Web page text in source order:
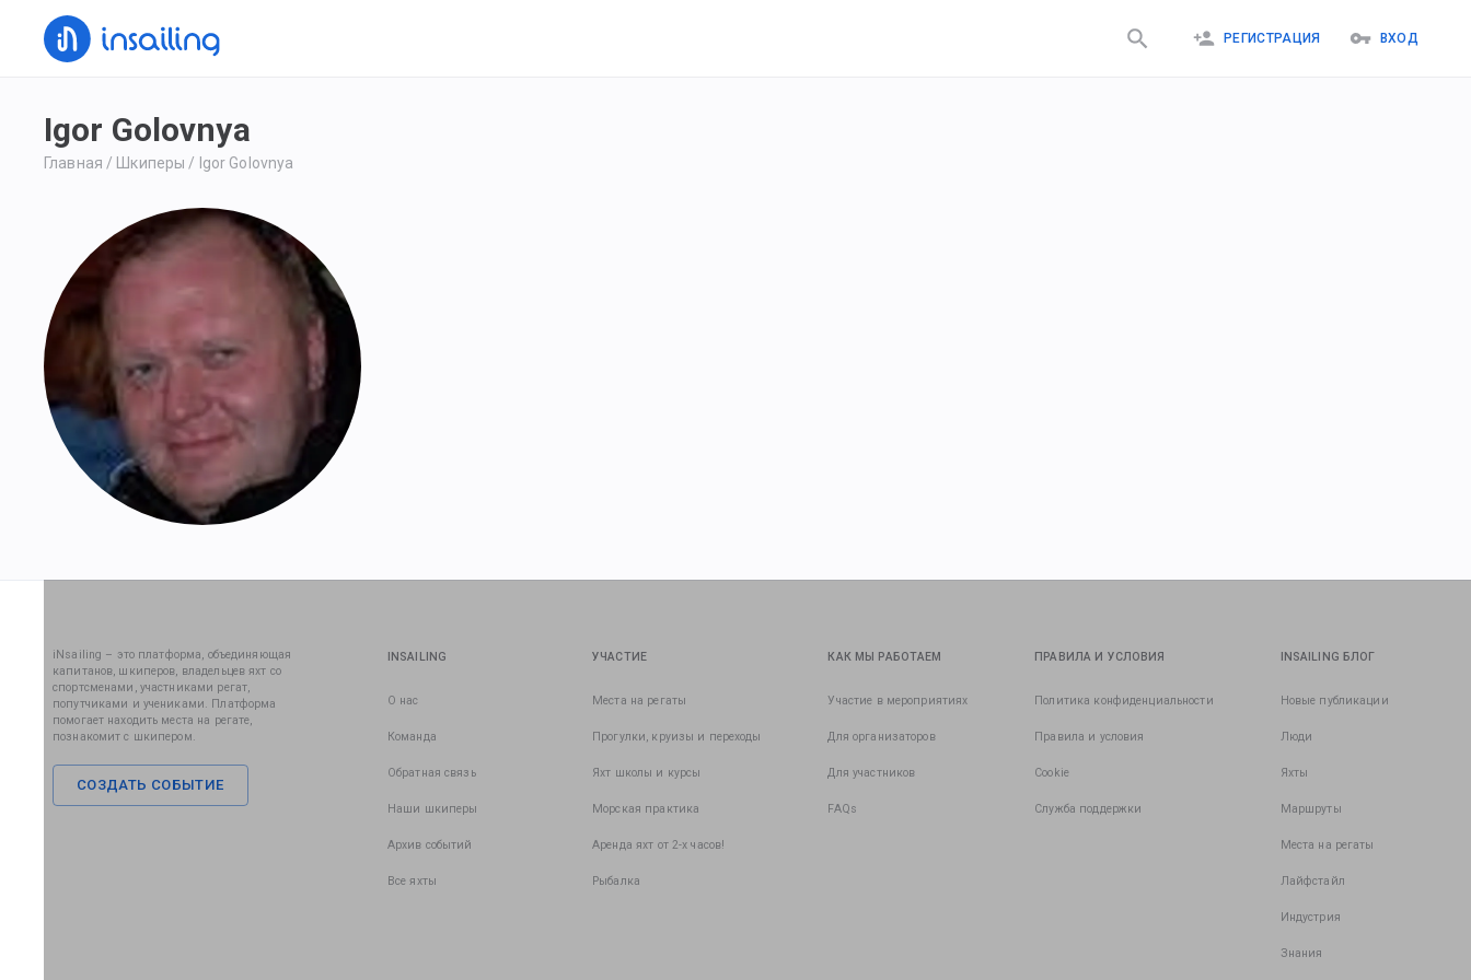
РЕГИСТРАЦИЯ ВХОД
Igor Golovnya
Главная / Шкиперы / Igor Golovnya
iNsailing – это платформа, объединяющая
капитанов, шкиперов, владельцев яхт со
спортсменами, участниками регат,
попутчиками и учениками. Платформа
помогает находить места на регате,
познакомит с шкипером.
СОЗДАТЬ СОБЫТИЕ
INSAILING
О нас
Команда
Обратная связь
Наши шкиперы
Архив событий
Все яхты
УЧАСТИЕ
Места на регаты
Прогулки, круизы и переходы
Яхт школы и курсы
Морская практика
Аренда яхт от 2-х часов!
Рыбалка
КАК МЫ РАБОТАЕМ
Участие в мероприятиях
Для организаторов
Для участников
FAQs
ПРАВИЛА И УСЛОВИЯ
Политика конфиденциальности
Правила и условия
Cookie
Служба поддержки
INSAILING БЛОГ
Новые публикации
Люди
Яхты
Маршруты
Места на регаты
Лайфстайл
Индустрия
Знания